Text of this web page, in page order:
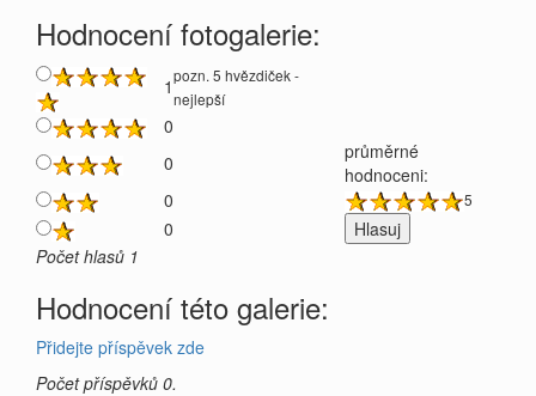
Hodnocení fotogalerie:
1pozn. 5 hvězdiček -
nejlepší
0
0
průměrné
hodnoceni:
0
5
0
Počet hlasů 1
Hodnocení této galerie:
Přidejte příspěvek zde
Počet příspěvků 0.